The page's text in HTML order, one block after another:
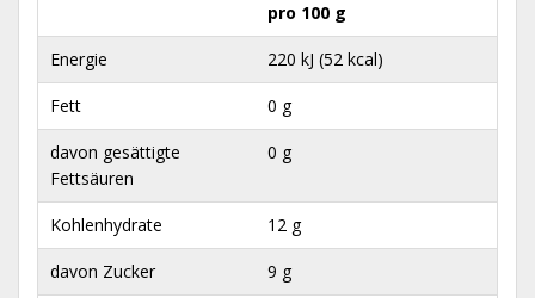
pro 100 g
Energie 220 kJ (52 kcal)
Fett 0 g
davon gesättigte
Fettsäuren
0 g
Kohlenhydrate 12 g
davon Zucker 9 g